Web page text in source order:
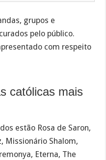
grupos e
pelo público.
com respeito
católicas mais
estão Rosa de Saron,
Missionário Shalom,
Eterna, The